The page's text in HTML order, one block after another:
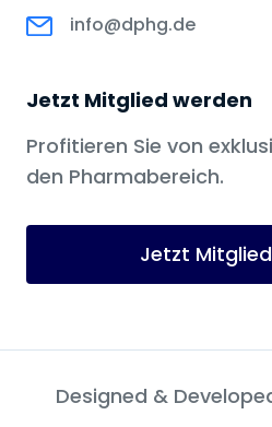
info@dphg.de
Jetzt Mitglied werden
Profitieren Sie von
den Pharmabereich.
Jetzt
Designed &